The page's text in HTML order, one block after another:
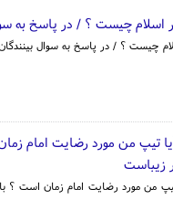
اسلام چیست ؟ / در پاسخ به
چیست ؟ / در پاسخ به سوال
تیپ من مورد رضایت امام
زیباست
من مورد رضایت امام زمان است ؟